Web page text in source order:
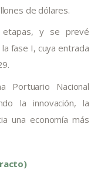
de dólares.
y se prevé
fase I, cuya entrada
Portuario Nacional
la innovación, la
una economía más